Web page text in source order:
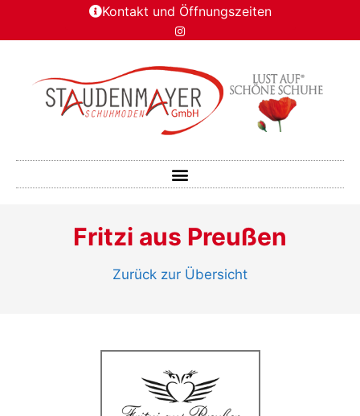
Kontakt und Öffnungszeiten
Fritzi aus Preußen
Zurück zur Übersicht